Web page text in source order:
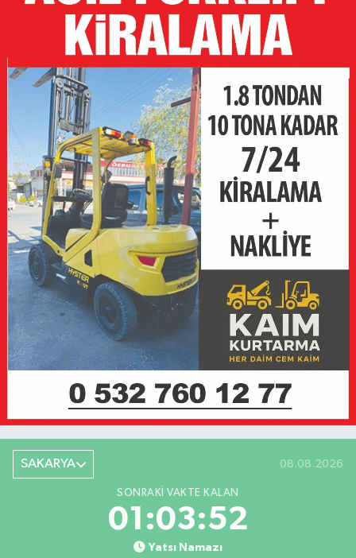
SAKARYA 08.08.2026
SONRAKI VAKTE KALAN
01:03:52
Yatsı Namazı